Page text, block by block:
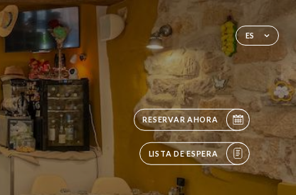
ES
RESERVAR AHORA
LISTA DE ESPERA